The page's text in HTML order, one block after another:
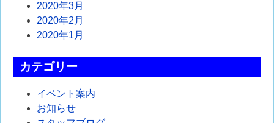
2020年3月
2020年2月
2020年1月
カテゴリー
イベント案内
お知らせ